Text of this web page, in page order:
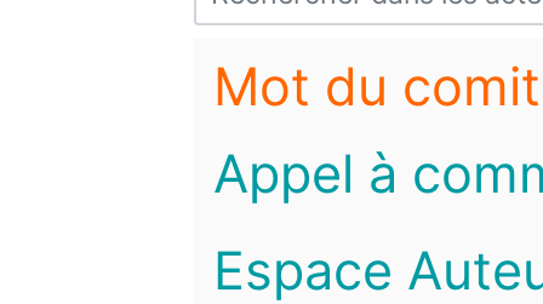
Mot du
Appel à
Espace